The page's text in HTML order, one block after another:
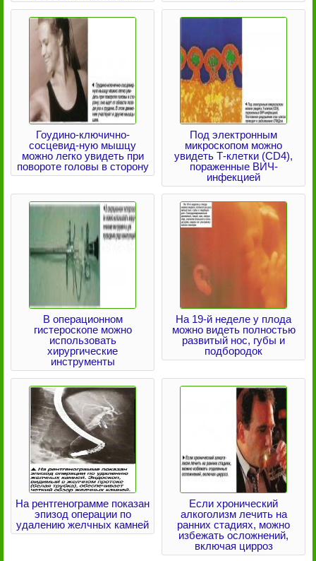
Гоудино-ключично-
сосцевид-ную мышцу
можно легко увидеть при
повороте головы в сторону
Под электронным
микроскопом можно
увидеть Т-клетки (CD4),
пораженные ВИЧ-
инфекцией
В операционном
гистероскопе можно
использовать
хирургические
инструменты
На 19-й неделе у плода
можно видеть полностью
развитый нос, губы и
подбородок
На рентгенограмме показан
эпизод операции по
удалению желчных камней
Если хронический
алкоголизм лечить на
ранних стадиях, можно
избежать осложнений,
включая цирроз